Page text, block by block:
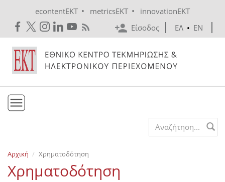
econtentEKT • metricsEKT •
innovationEKT
Είσοδος
ΕΛ • EN
Εκδόσεις
Ενημέρωση
Search form
Αρχική Χρηματοδότηση
Χρηματοδότηση